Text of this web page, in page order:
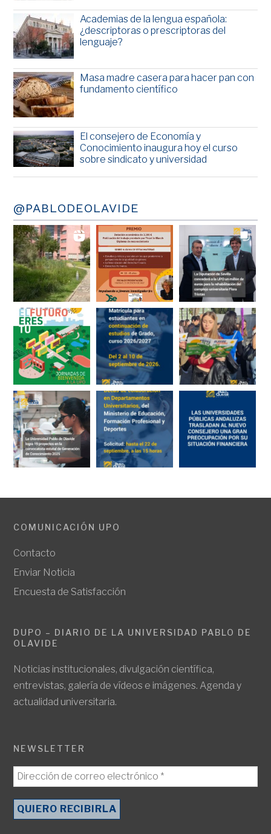
Academias de la lengua española:
¿descriptoras o prescriptoras del
lenguaje?
Masa madre casera para hacer pan con
fundamento científico
El consejero de Economía y
Conocimiento inaugura hoy el curso
sobre sindicato y universidad
@PABLODEOLAVIDE
COMUNICACIÓN UPO
Contacto
Enviar Noticia
Encuesta de Satisfacción
DUPO – DIARIO DE LA UNIVERSIDAD PABLO DE
OLAVIDE
Noticias institucionales, divulgación científica,
entrevistas, galería de vídeos e imágenes. Agenda y
actualidad universitaria.
NEWSLETTER